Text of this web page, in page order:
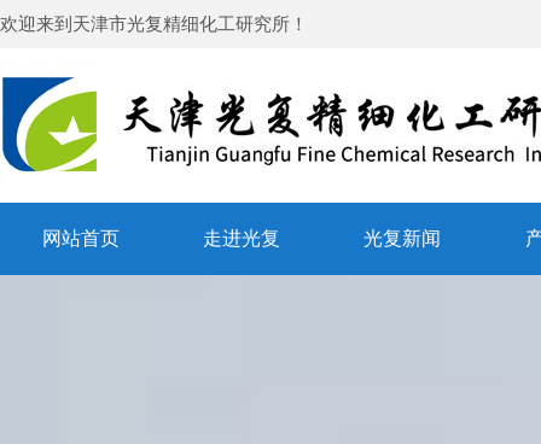
欢迎来到 天津市光复精细化工研究所 ！
网站首页 走进光复 光复新闻